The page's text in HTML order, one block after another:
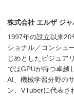
株式会社 エルザ ジ
1997年の設立以来20
ショナル／コンシュ
じめとしたビジュア
ではGPUが持つ卓越
AI、機械学習分野の
ン、VTuberに代表さ